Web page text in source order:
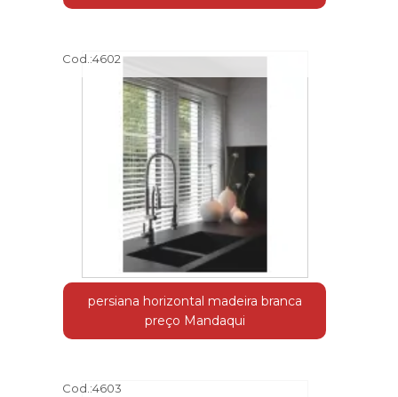
Cod.:4602
persiana horizontal madeira branca
preço Mandaqui
Cod.:4603